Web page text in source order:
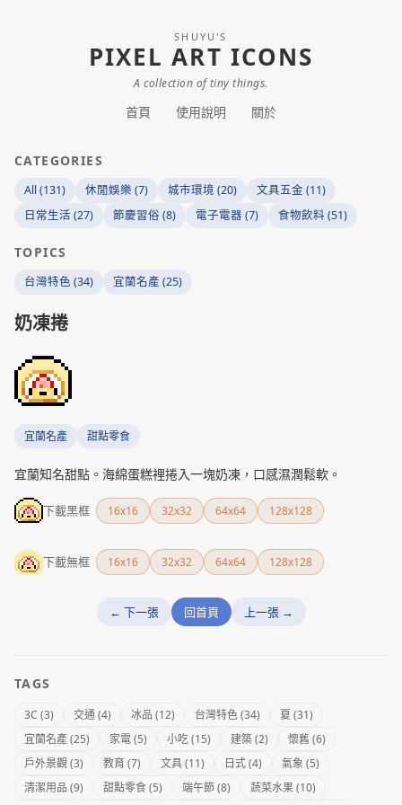
SHUYU'S
PIXEL ART ICONS
A collection of tiny things.
首頁 使用說明 關於
CATEGORIES
All (131) 休閒娛樂 (7) 城市環境 (20)
文具五金 (11)
日常生活 (27)
節慶習俗 (8) 電子電器 (7) 食物飲料 (51)
TOPICS
台灣特色 (34) 宜蘭名產 (25)
奶凍捲
宜蘭名產 甜點零食
宜蘭知名甜點。海綿蛋糕裡捲入一塊奶凍，口感濕潤鬆軟。
下載黑框 16x16 32x32 64x64 128x128
下載無框 16x16 32x32 64x64 128x128
← 下一張 回首頁 上一張 →
TAGS
3C (3) 交通 (4) 冰品 (12) 台灣特色 (34)
夏 (31)
宜蘭名產 (25)
家電 (5) 小吃 (15) 建築 (2)
懷舊 (6)
戶外景觀 (3)
教育 (7) 文具 (11) 日式 (4)
氣象 (5)
清潔用品 (9)
甜點零食 (5) 端午節 (8)
蔬菜水果 (10)